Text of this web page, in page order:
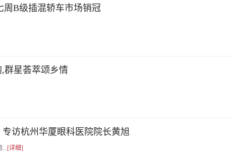
周B级插混轿车市场销冠
群星荟萃颂乡情
专访杭州华厦眼科医院院长黄旭
...[详细]